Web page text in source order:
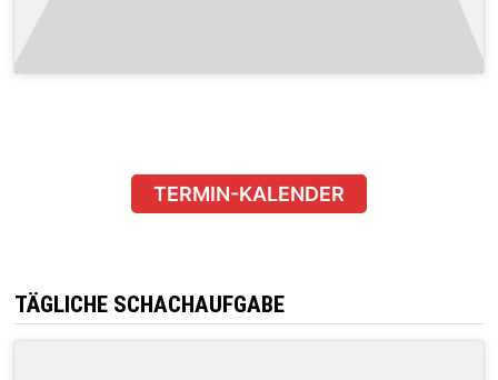
TERMIN-KALENDER
TÄGLICHE SCHACHAUFGABE